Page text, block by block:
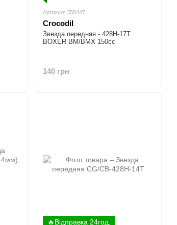
Артикул: 358447
Crocodil
Звезда передняя - 428H-17T
BOXER BM/ВМX 150cc
140 грн
🔥Відправка 24год.